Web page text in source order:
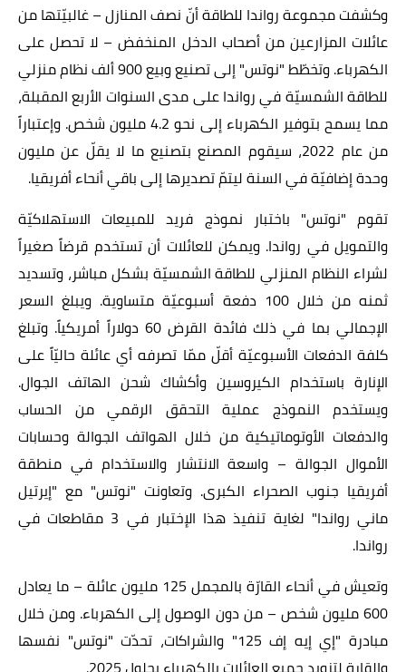
وكشفت مجموعة رواندا للطاقة أنّ نصف المنازل – غالبيّتها من
عائلات المزارعين من أصحاب الدخل المنخفض – لا تحصل على
الكهرباء. وتخطّط "نوتس" إلى تصنيع وبيع 900 ألف نظام منزلي
للطاقة الشمسيّة في رواندا على مدى السنوات الأربع المقبلة،
مما يسمح بتوفير الكهرباء إلى نحو 4.2 مليون شخص. وإعتباراً
من عام 2022، سيقوم المصنع بتصنيع ما لا يقلّ عن مليون
وحدة إضافيّة في السنة ليتمّ تصديرها إلى باقي أنحاء أفريقيا.
تقوم "نوتس" باختبار نموذج فريد للمبيعات الاستهلاكيّة
والتمويل في رواندا. ويمكن للعائلات أن تستخدم قرضاً صغيراً
لشراء النظام المنزلي للطاقة الشمسيّة بشكل مباشر، وتسديد
ثمنه من خلال 100 دفعة أسبوعيّة متساوية. ويبلغ السعر
الإجمالي بما في ذلك فائدة القرض 60 دولار
اً أمريكياً. وتبلغ
كلفة الدفعات الأسبوعيّة أقلّ ممّا تصرفه أي عائلة حاليّاً على
الإنارة باستخدام الكيروسين وأكشاك شحن الهاتف الجوال.
ويستخدم النموذج عملية التحقق الرقمي من الحساب
والدفعات الأوتوماتيكية من خلال الهواتف الجوالة وحسابات
الأموال الجوالة – واسعة الانتشار والاستخدام في منطقة
أفريقيا جنوب الصحراء الكبرى. وتعاونت "نوتس" مع "إيرتيل
ماني رواندا" لغاية تنفيذ هذا الإختبار في 3 مقاطعات في
رواندا.
وتعيش في أنحاء القارّة بالمجمل 125 مليون عائلة – ما يعادل
600 مليون شخص – من دون الوصول إلى الكهرباء. ومن خلال
مبادرة "إي إيه إف 125"
والشراكات، تحدّت "نوتس" نفسها